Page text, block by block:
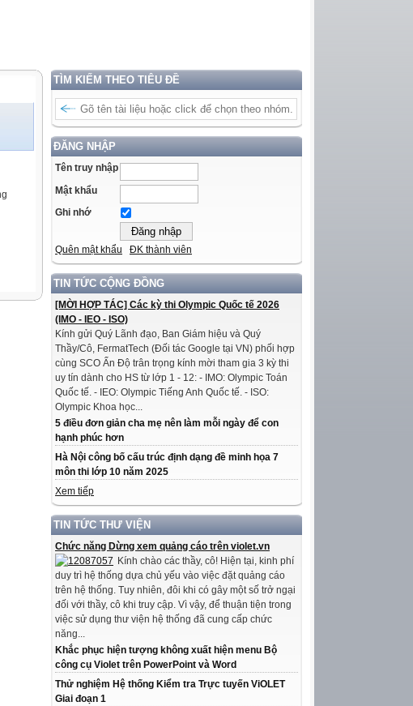
TÌM KIẾM THEO TIÊU ĐỀ
ĐĂNG NHẬP
Tên truy nhập
Mật khẩu
Ghi nhớ
Quên mật khẩu ĐK thành viên
TIN TỨC CỘNG ĐỒNG
[MỜI HỢP TÁC] Các kỳ thi Olympic Quốc tế 2026
(IMO - IEO - ISO)
Kính gửi Quý Lãnh đạo, Ban Giám hiệu và Quý
Thầy/Cô, FermatTech (Đối tác Google tại VN) phối hợp
cùng SCO Ấn Độ trân trọng kính mời tham gia 3 kỳ thi
uy tín dành cho HS từ lớp 1 - 12: - IMO: Olympic Toán
Quốc tế. - IEO: Olympic Tiếng Anh Quốc tế. - ISO:
Olympic Khoa học...
5 điều đơn giản cha mẹ nên làm mỗi ngày để con
hạnh phúc hơn
Hà Nội công bố cấu trúc định dạng đề minh họa 7
môn thi lớp 10 năm 2025
Xem tiếp
TIN TỨC THƯ VIỆN
Chức năng Dừng xem quảng cáo trên violet.vn
Kính chào các thầy, cô! Hiện tại, kinh phí
duy trì hệ thống dựa chủ yếu vào việc đặt quảng cáo
trên hệ thống. Tuy nhiên, đôi khi có gây một số trở ngại
đối với thầy, cô khi truy cập. Vì vậy, để thuận tiện trong
việc sử dụng thư viện hệ thống đã cung cấp chức
năng...
Khắc phục hiện tượng không xuất hiện menu Bộ
công cụ Violet trên PowerPoint và Word
Thử nghiệm Hệ thống Kiểm tra Trực tuyến ViOLET
Giai đoạn 1